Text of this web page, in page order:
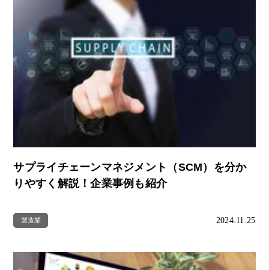
サプライチェーンマネジメント（SCM）を分か
りやすく解説！企業事例も紹介
製造業 2024.11.25